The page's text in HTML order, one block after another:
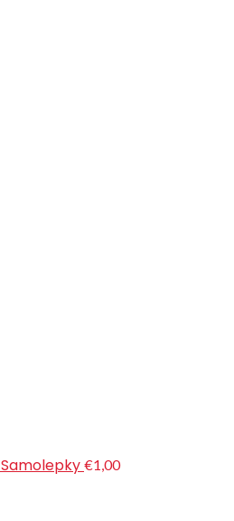
Samolepky €1,00